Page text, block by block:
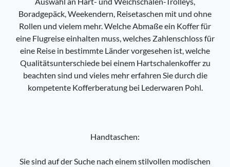
Boradgepäck, Weekendern, Reisetaschen mit und ohne
Rollen und vielem mehr. Welche Abmaße ein Koffer für
eine Flugreise einhalten muss, welches Zahlenschloss für
eine Reise in bestimmte Länder vorgesehen ist, welche
Qualitätsunterschiede bei einem Hartschalenkoffer zu
beachten sind und vieles mehr erfahren Sie durch die
kompetente Kofferberatung bei Lederwaren Pohl.
Handtaschen:
Sie sind auf der Suche nach einem stilvollen modischen